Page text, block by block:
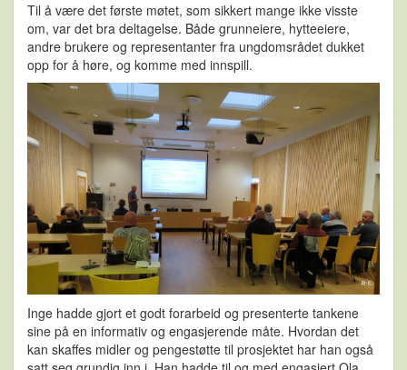
Til å være det første møtet, som sikkert mange ikke visste
om, var det bra deltagelse. Både grunneiere, hytteeiere,
andre brukere og representanter fra ungdomsrådet dukket
opp for å høre, og komme med innspill.
Inge hadde gjort et godt forarbeid og presenterte tankene
sine på en informativ og engasjerende måte. Hvordan det
kan skaffes midler og pengestøtte til prosjektet har han også